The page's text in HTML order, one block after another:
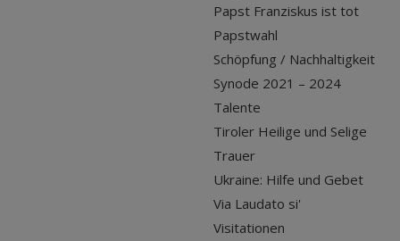
Papst Franziskus ist tot
Papstwahl
Schöpfung / Nachhaltigkeit
Synode 2021 – 2024
Talente
Tiroler Heilige und Selige
Trauer
Ukraine: Hilfe und Gebet
Via Laudato si'
Visitationen